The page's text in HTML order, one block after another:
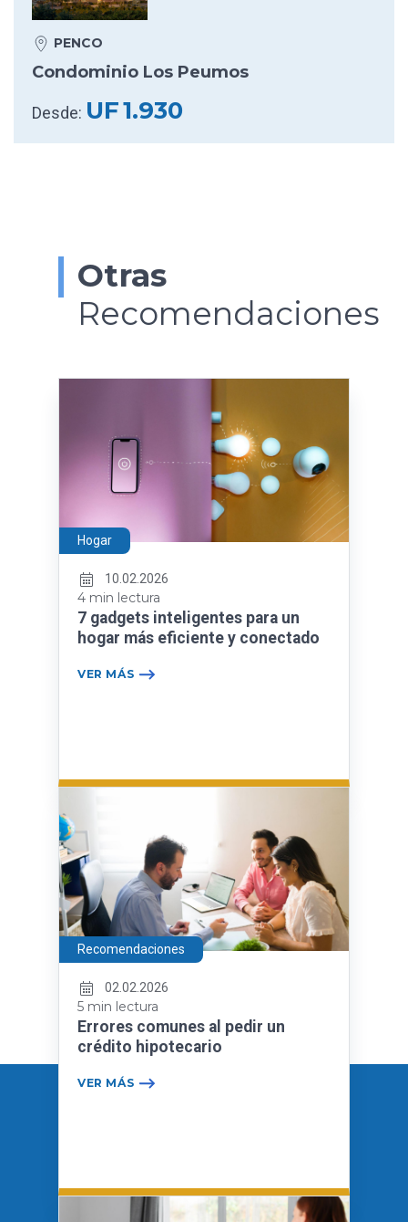
PENCO
Condominio Los Peumos
Desde: UF1.930
Otras
Recomendaciones
Hogar
10.02.2026
4 min lectura
7 gadgets inteligentes para un
hogar más eficiente y conectado
VER MÁS
Recomendaciones
02.02.2026
5 min lectura
Errores comunes al pedir un
crédito hipotecario
VER MÁS